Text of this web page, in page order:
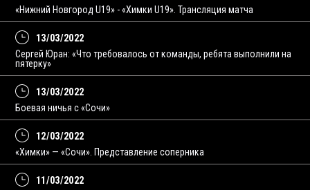
«Нижний Новгород U19» - «Химки U19». Трансляция матча
13/03/2022
Сергей Юран: «Что требовалось от команды, ребята выполнили на
пятерку»
13/03/2022
Боевая ничья с «Сочи»
12/03/2022
«Химки» — «Сочи». Представление соперника
11/03/2022